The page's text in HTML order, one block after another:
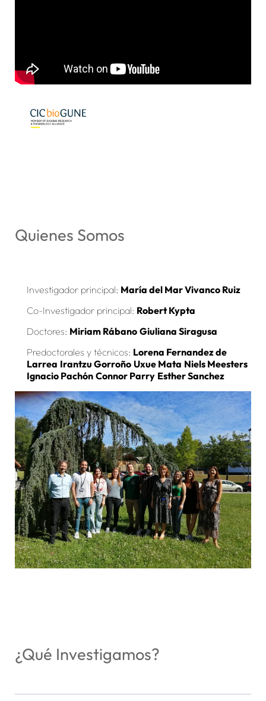
Quienes Somos
Investigador principal: María del Mar Vivanco Ruiz
Co-Investigador principal: Robert Kypta
Doctores: Miriam Rábano Giuliana Siragusa
Predoctorales y técnicos: Lorena Fernandez de
Larrea Irantzu Gorroño Uxue Mata Niels Meesters
Ignacio Pachón Connor Parry Esther Sanchez
¿Qué Investigamos?